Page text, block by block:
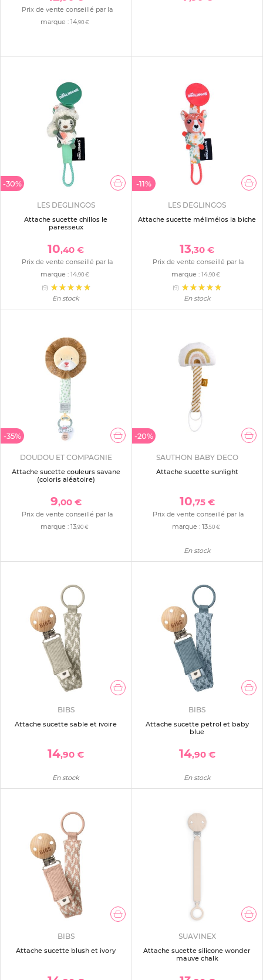
Prix de vente conseillé par la
marque : 14,90 €
-30%
LES DEGLINGOS
Attache sucette chillos le
paresseux
10,40 €
Prix de vente conseillé par la
marque : 14,90 €
(9)
En stock
-11%
LES DEGLINGOS
Attache sucette mélimélos la biche
13,30 €
Prix de vente conseillé par la
marque :14,90 €
(9)
En stock
-35%
DOUDOU ET COMPAGNIE
Attache sucette couleurs savane
(coloris aléatoire)
9,00 €
Prix de vente conseillé par la
marque :13,90 €
-20%
SAUTHON BABY DECO
Attache sucette sunlight
10,75 €
Prix de vente conseillé par la
marque : 13,50 €
En stock
BIBS
Attache sucette sable et ivoire
14,90 €
En stock
BIBS
Attache sucette petrol et baby
blue
14,90 €
En stock
BIBS
Attache sucette blush et ivory
SUAVINEX
Attache sucette silicone wonder
mauve chalk